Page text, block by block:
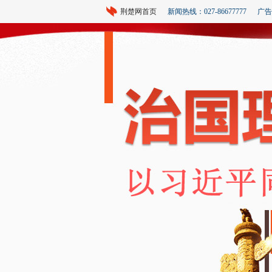
荆楚网首页 新闻热线：027-86677777 广